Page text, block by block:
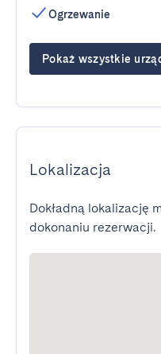
Ogrzewanie
Pokaż wszystkie
Lokalizacja
Dokładną lokalizację
dokonaniu rezerwacji.